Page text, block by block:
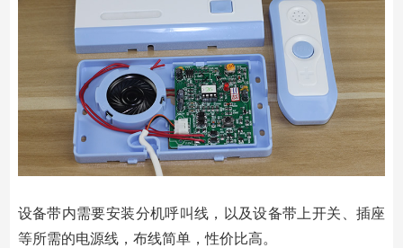
设备带内需要安装分机呼叫线，以及设备带上开关、插座
等所需的电源线，布线简单，性价比高。